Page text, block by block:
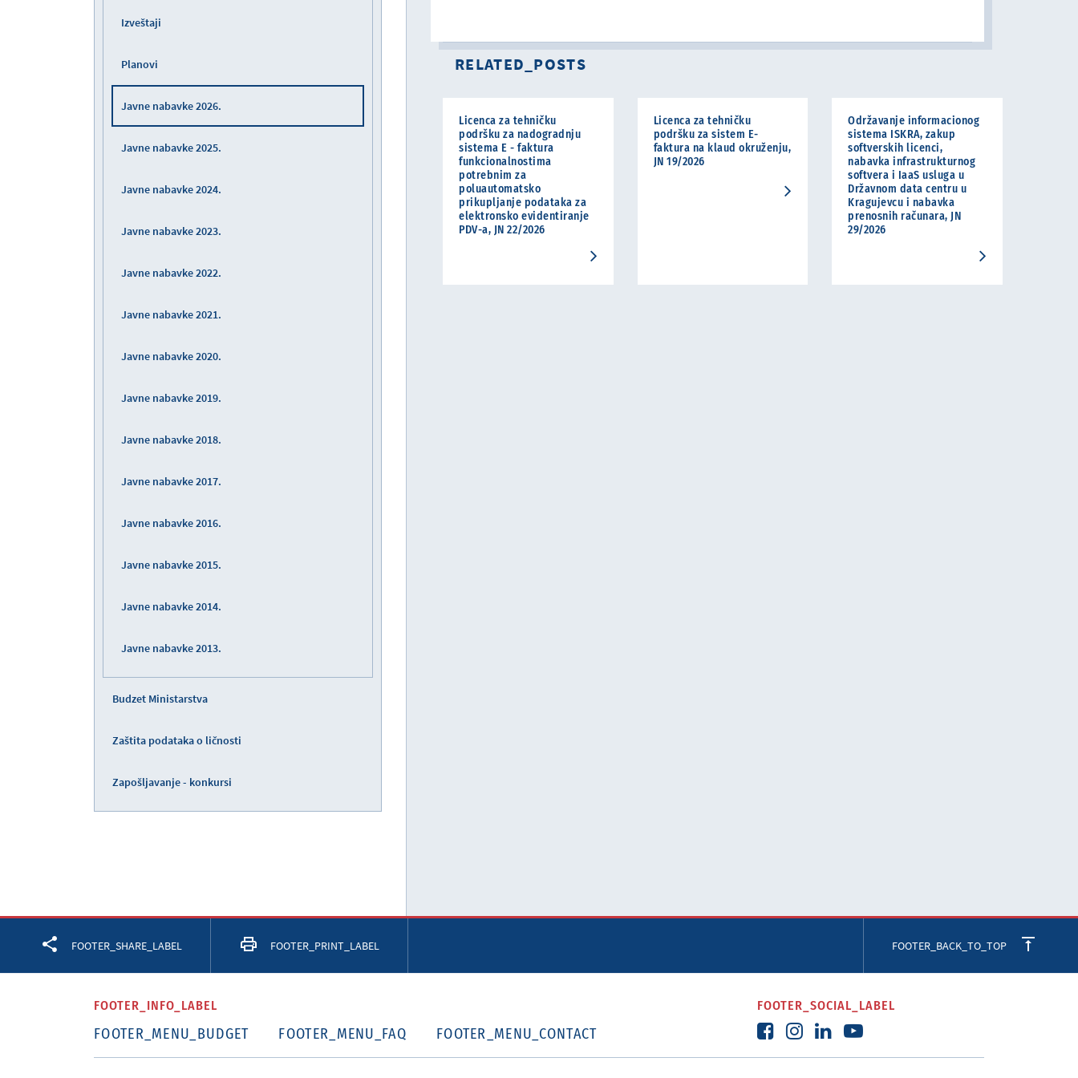
Izveštaji
Planovi
Javne nabavke 2026.
Javne nabavke 2025.
Javne nabavke 2024.
Javne nabavke 2023.
Javne nabavke 2022.
Javne nabavke 2021.
Javne nabavke 2020.
Javne nabavke 2019.
Javne nabavke 2018.
Javne nabavke 2017.
Javne nabavke 2016.
Javne nabavke 2015.
Javne nabavke 2014.
Javne nabavke 2013.
Budzet Ministarstva
Zaštita podataka o ličnosti
Zapošljavanje - konkursi
RELATED_POSTS
Licenca za tehničku
podršku za nadogradnju
sistema E - faktura
funkcionalnostima
potrebnim za
poluautomatsko
prikupljanje podataka za
elektronsko evidentiranje
PDV-a, JN 22/2026
Licenca za tehničku
podršku za sistem E-
faktura na klaud okruženju,
JN 19/2026
Održavanje informacionog
sistema ISKRA, zakup
softverskih licenci,
nabavka infrastrukturnog
softvera i IaaS usluga u
Državnom data centru u
Kragujevcu i nabavka
prenosnih računara, JN
29/2026
FOOTER_SHARE_LABEL
Facebook Twitter LinkedIn
FOOTER_PRINT_LABEL FOOTER_BACK_TO_TOP
FOOTER_INFO_LABEL
FOOTER_MENU_BUDGET FOOTER_MENU_FAQ FOOTER_MENU_CONTACT
FOOTER_SOCIAL_LABEL